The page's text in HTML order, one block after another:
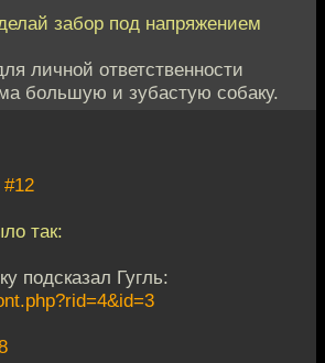
забор под напряжением
личной ответственности
большую и зубастую собаку.
#12
так:
подсказал Гугль: